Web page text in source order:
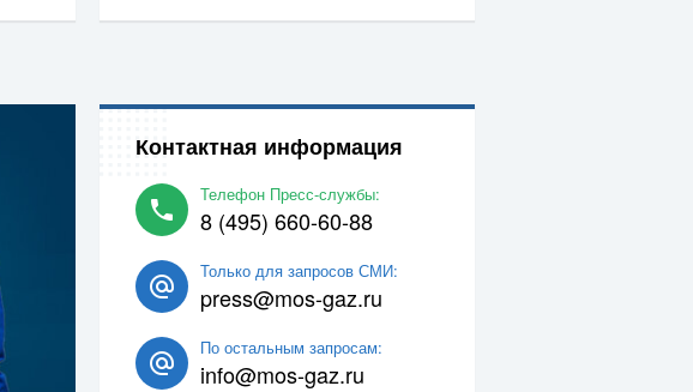
Контактная информация
Телефон Пресс-службы:
8 (495) 660-60-88
Только для запросов СМИ:
press@mos-gaz.ru
По остальным запросам:
info@mos-gaz.ru